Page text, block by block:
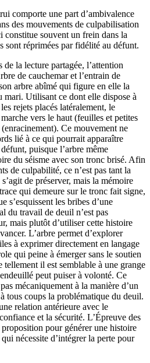
comporte une part d’ambivalence
des mouvements de culpabilisation
constitue souvent un frein dans la
sont réprimées par fidélité au défunt.
la lecture partagée, l’attention
de cauchemar et l’entrain de
arbre abîmé qui figure en elle la
mari. Utilisant ce dont elle dispose à
rejets placés latéralement, le
vers le haut (feuilles et petites
Ce mouvement ne
lié à ce qui pourrait apparaître
puisque l’arbre même
du séisme avec son tronc brisé. Afin
de culpabilité, ce n’est pas tant la
de préserver, mais la mémoire
qui demeure sur le tronc fait signe,
s’esquissent les bribes d’une
du travail de deuil n’est pas
mais plutôt d’utiliser cette histoire
L’arbre permet d’explorer
à exprimer directement en langage
qui peine à émerger sans le soutien
il est semblable à une grange
peut puiser à volonté. Ce
mécaniquement à la manière d’un
tous coups la problématique du deuil.
relation antérieure avec le
et la sécurité. L’Épreuve des
pour générer une histoire
nécessite d’intégrer la perte pour